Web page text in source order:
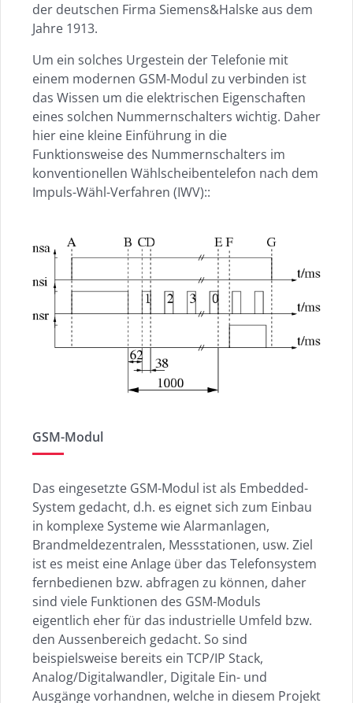
der deutschen Firma Siemens&Halske aus dem
Jahre 1913.
Um ein solches Urgestein der Telefonie mit
einem modernen GSM-Modul zu verbinden ist
das Wissen um die elektrischen Eigenschaften
eines solchen Nummernschalters wichtig. Daher
hier eine kleine Einführung in die
Funktionsweise des Nummernschalters im
konventionellen Wählscheibentelefon nach dem
Impuls-Wähl-Verfahren (IWV)::
GSM-Modul
Das eingesetzte GSM-Modul ist als Embedded-
System gedacht, d.h. es eignet sich zum Einbau
in komplexe Systeme wie Alarmanlagen,
Brandmeldezentralen, Messstationen, usw. Ziel
ist es meist eine Anlage über das Telefonsystem
fernbedienen bzw. abfragen zu können, daher
sind viele Funktionen des GSM-Moduls
eigentlich eher für das industrielle Umfeld bzw.
den Aussenbereich gedacht. So sind
beispielsweise bereits ein TCP/IP Stack,
Analog/Digitalwandler, Digitale Ein- und
Ausgänge vorhandnen, welche in diesem Projekt